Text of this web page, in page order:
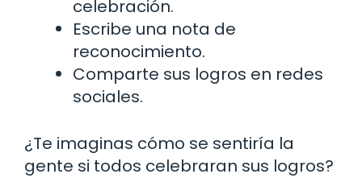
celebración.
Escribe una nota de
reconocimiento.
Comparte sus logros en redes
sociales.
¿Te imaginas cómo se sentiría la
gente si todos celebraran sus logros?